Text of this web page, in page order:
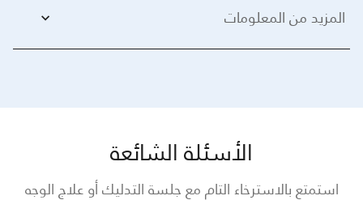
المزيد من المعلومات
الأسئلة الشائعة
استمتع بالاسترخاء التام مع جلسة التدليك أو علاج الوجه